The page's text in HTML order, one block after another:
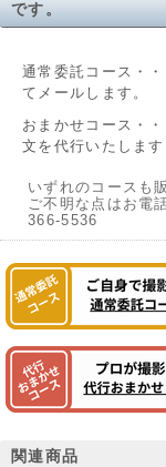
です。
通常委託コース・
てメールします。
おまかせコース・
文を代行いたします
いずれのコースも
ご不明な点はお電
366-5536
関連商品